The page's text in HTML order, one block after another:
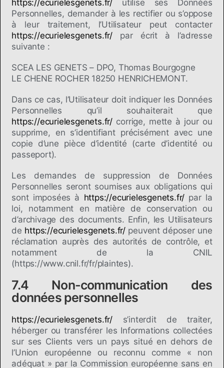
https://ecurielesgenets.fr/ utilise ses Données
Personnelles, demander à les rectifier ou s’oppose
à leur traitement, l’Utilisateur peut contacter
https://ecurielesgenets.fr/ par écrit à l’adresse
suivante :
SCEA LES GENETS – DPO, Thomas Bourgogne
LE CHENE ROCHER 18250 HENRICHEMONT.
Dans ce cas, l’Utilisateur doit indiquer les Données
Personnelles qu’il souhaiterait que
https://ecurielesgenets.fr/ corrige, mette à jour ou
supprime, en s’identifiant précisément avec une
copie d’une pièce d’identité (carte d’identité ou
passeport).
Les demandes de suppression de Données
Personnelles seront soumises aux obligations qui
sont imposées à https://ecurielesgenets.fr/ par la
loi, notamment en matière de conservation ou
d’archivage des documents. Enfin, les Utilisateurs
de https://ecurielesgenets.fr/peuvent déposer une
réclamation auprès des autorités de contrôle, et
notamment de la CNIL
(https://www.cnil.fr/fr/plaintes).
7.4 Non-communication des
données personnelles
https://ecurielesgenets.fr/ s’interdit de traiter,
héberger ou transférer les Informations collectées
sur ses Clients vers un pays situé en dehors de
l’Union européenne ou reconnu comme « non
adéquat » par la Commission européenne sans en